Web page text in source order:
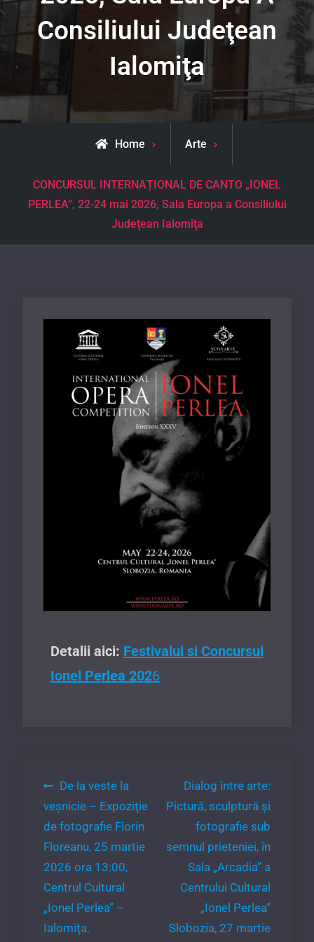
Consiliului Judeţean
Ialomiţa
Home Arte
CONCURSUL INTERNAȚIONAL DE CANTO „IONEL
PERLEA”, 22-24 mai 2026, Sala Europa a Consiliului
Judeţean Ialomiţa
Detalii aici: Festivalul si Concursul
Ionel Perlea 2026
Navigare
în
articole
De la veste la
veşnicie – Expoziţie
de fotografie Florin
Floreanu, 25 martie
2026 ora 13:00,
Centrul Cultural
„Ionel Perlea” –
Ialomiţa.
Dialog între arte:
Pictură, sculptură și
fotografie sub
semnul prieteniei, în
Sala „Arcadia” a
Centrului Cultural
„Ionel Perlea”
Slobozia, 27 martie